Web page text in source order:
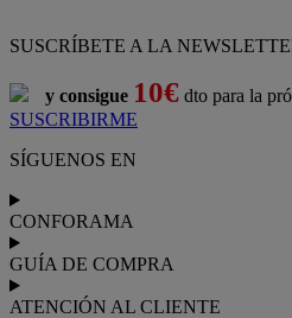
SUSCRÍBETE A LA
y consigue 10€ dto para la
SUSCRIBIRME
SÍGUENOS EN
CONFORAMA
GUÍA DE COMPRA
ATENCIÓN AL CLIENTE